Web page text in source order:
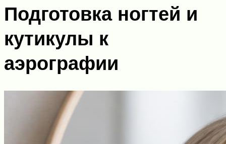
Подготовка ногтей и
кутикулы к
аэрографии